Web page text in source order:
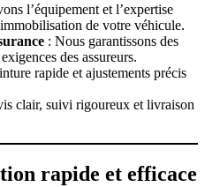
l’équipement et l’expertise
de votre véhicule.
: Nous garantissons des
des assureurs.
rapide et ajustements précis
clair, suivi rigoureux et livraison
rapide et efficace